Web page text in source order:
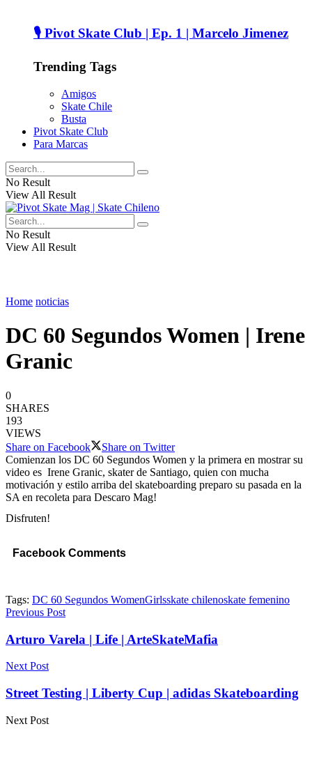
🎙️ Pivot Skate Club | Ep. 1 | Marcelo Jimenez
Trending Tags
Amigos
Skate Chile
Busta
Pivot Skate Club
Para Marcas
No Result
View All Result
No Result
View All Result
Home noticias
DC 60 Segundos Women | Irene
Granic
0
SHARES
193
VIEWS
Share on Facebook
Share on Twitter
Comienzan los DC 60 Segundos Women y la primera en mostrar su
video es Irene Granic, skater de Santiago, quien con mucha
motivación y estilo arriba del skateboarding preparo su pasada en la
SA en recoleta para Descaro Mag!
Disfruten!
Facebook Comments
Tags: DC 60 Segundos WomenGirlsskate chilenoskate femenino
Previous Post
Arturo Varela | Life | ArteSkateMafia
Next Post
Street Testing | Liberty Cup | adidas Skateboarding
Next Post